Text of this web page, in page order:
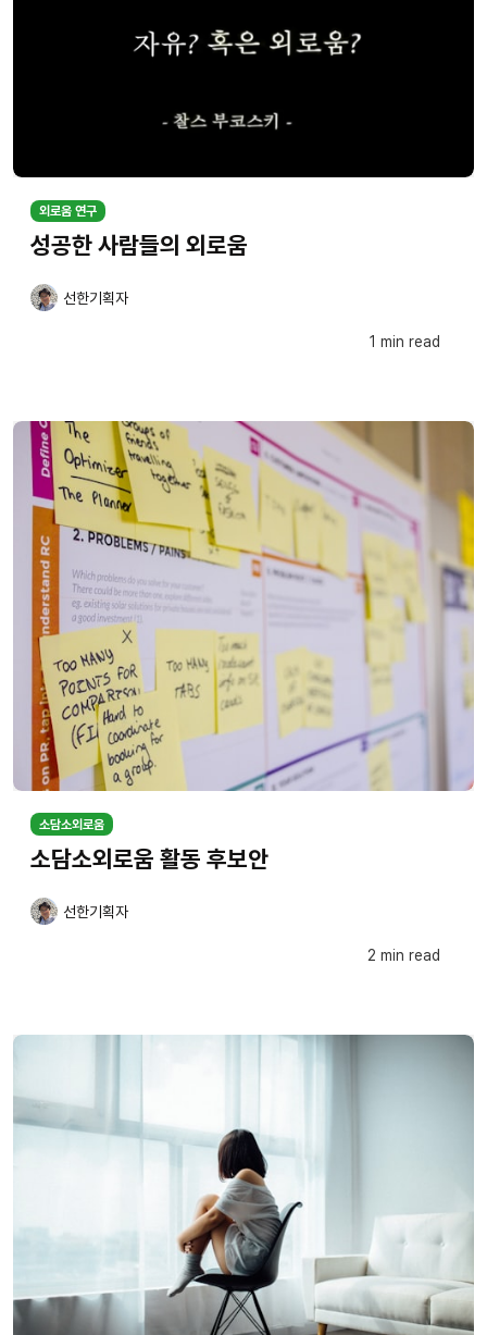
외로움 연구
성공한 사람들의 외로움
선한기획자
1 min read
소담소외로움
소담소외로움 활동 후보안
선한기획자
2 min read